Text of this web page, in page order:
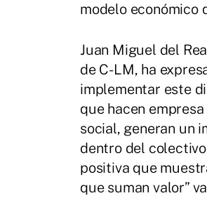
modelo económico
Juan Miguel del
de C-LM, ha
implementar este
que hacen
social, generan un
dentro del
positiva que
que suman valor”